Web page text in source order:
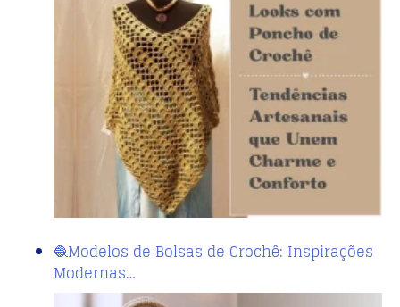
🧶Modelos de Bolsas de Crochê: Inspirações
Modernas…